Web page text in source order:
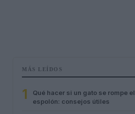
MÁS LEÍDOS
1
Qué hacer si un gato se rompe el
espolón: consejos útiles